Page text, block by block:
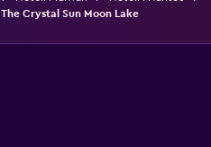
The Crystal Sun Moon Lake